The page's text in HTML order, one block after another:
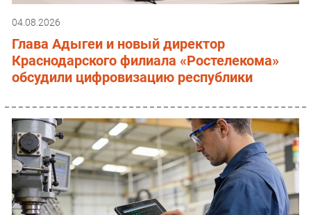
04.08.2026
Глава Адыгеи и новый директор
Краснодарского филиала «Ростелекома»
обсудили цифровизацию республики